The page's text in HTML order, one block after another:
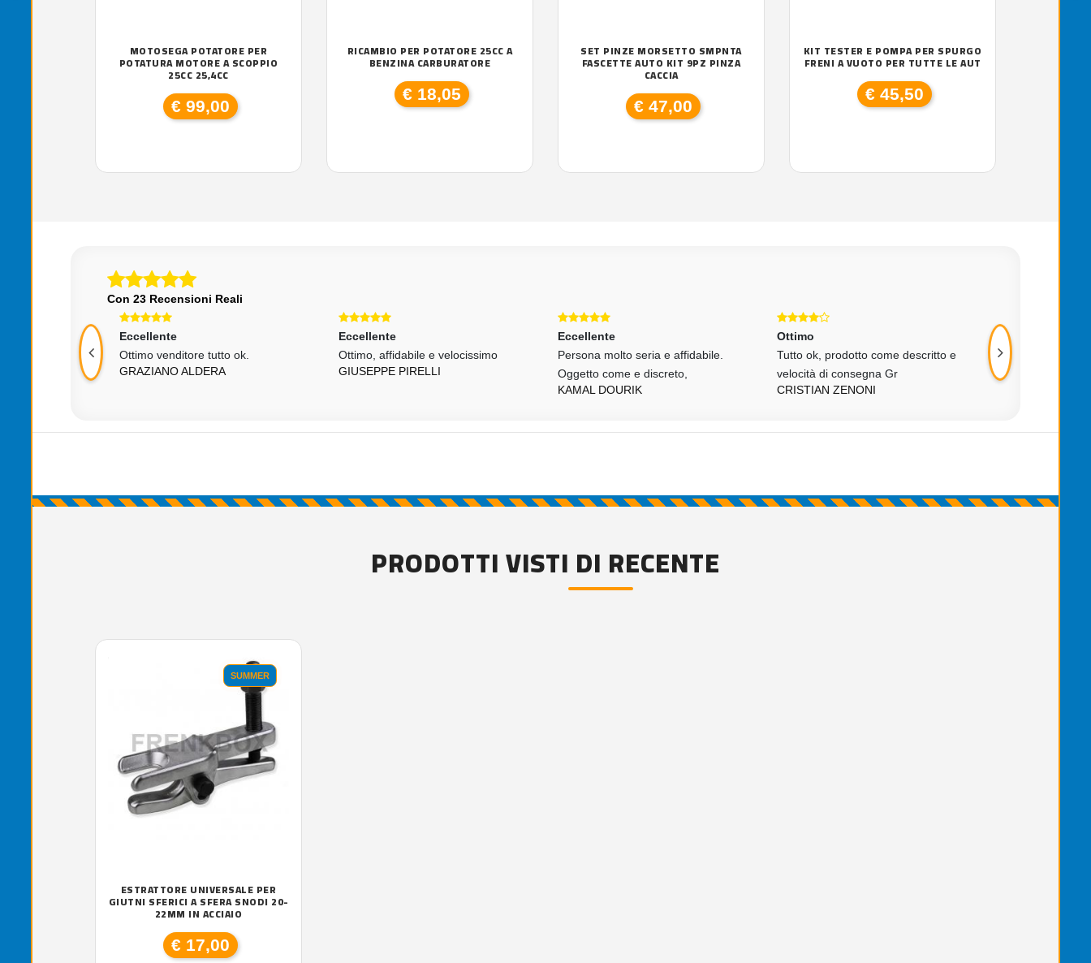
MOTOSEGA POTATORE PER
POTATURA MOTORE A SCOPPIO
25CC 25,4CC
€ 99,00
RICAMBIO PER POTATORE 25CC A
BENZINA CARBURATORE
€ 18,05
SET PINZE MORSETTO SMPNTA
FASCETTE AUTO KIT 9PZ PINZA
CACCIA
€ 47,00
KIT TESTER E POMPA PER SPURGO
FRENI A VUOTO PER TUTTE LE AUT
€ 45,50
Con 23 Recensioni Reali
Eccellente
Ottimo venditore tutto ok.
GRAZIANO ALDERA
Eccellente
Ottimo, affidabile e velocissimo
GIUSEPPE PIRELLI
Eccellente
Persona molto seria e affidabile.
Oggetto come e discreto,
KAMAL DOURIK
Ottimo
Tutto ok, prodotto come descritto e
velocità di consegna Gr
CRISTIAN ZENONI
Eccellente
Ottimo venditore
veloce.....
PRODOTTI VISTI DI RECENTE
SUMMER
ESTRATTORE UNIVERSALE PER
GIUTNI SFERICI A SFERA SNODI 20-
22MM IN ACCIAIO
€ 17,00